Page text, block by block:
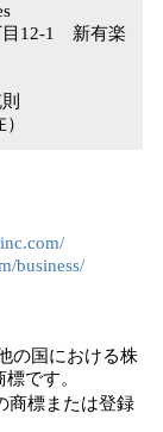
12-1 新有楽
business/
の国における株
です。
商標または登録